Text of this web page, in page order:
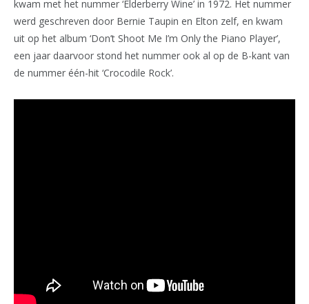
kwam met het nummer ‘Elderberry Wine’ in 1972. Het nummer
werd geschreven door Bernie Taupin en Elton zelf, en kwam
uit op het album ‘Don’t Shoot Me I’m Only the Piano Player’,
een jaar daarvoor stond het nummer ook al op de B-kant van
de nummer één-hit ‘Crocodile Rock’.